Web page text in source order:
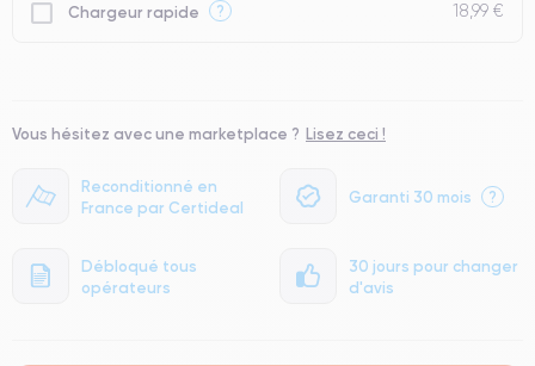
Reconditionné en
France par Certideal
Garanti 30 mois ?
Débloqué tous
opérateurs
30 jours pour changer
d'avis
Chargeur rapide ? 18,99 €
Vous hésitez avec une marketplace ? Lisez ceci !